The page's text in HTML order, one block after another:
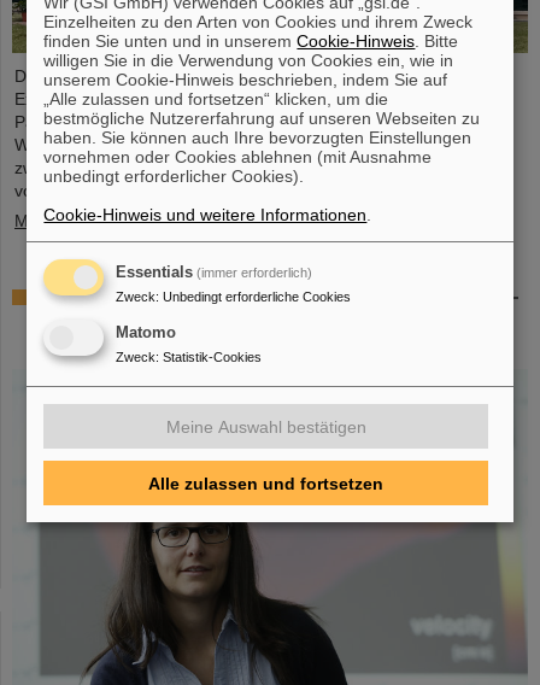
Die Geschäftsführung von GSI und FAIR sowie
Expertendelegationen haben vor kurzem bei Besuchen im FAIR-
Partnerland wichtige Gespräche geführt, um entscheidende
Weichenstellungen für die weitere nachhaltige Zusammenarbeit
zwischen GSI/FAIR und Indien im Rahmen des FAIR-Projekts
vorzunehmen.
Mehr »
GSI-Forscherin Almudena Arcones zu Max-Planck-
Fellow am Max-Planck-Institut für Kernphysik in
Heidelberg ernannt
Einzelheiten zu den Arten von Cookies und ihrem Zweck
finden Sie unten und in unseremCookie-Hinweis . Bitte
willigen Sie in die Verwendung von Cookies ein, wie in
unserem Cookie-Hinweis beschrieben, indem Sie auf
„Alle zulassen und fortsetzen“ klicken, um die
bestmögliche Nutzererfahrung auf unseren Webseiten zu
haben. Sie können auch Ihre bevorzugten Einstellungen
vornehmen oder Cookies ablehnen (mit Ausnahme
unbedingt erforderlicher Cookies).
Cookie-Hinweis und weitere Informationen
Essentials (immer erforderlich)
Zweck: Unbedingt erforderliche Cookies
Matomo
Zweck: Statistik-Cookies
Meine Auswahl bestätigen
Alle zulassen und fortsetzen